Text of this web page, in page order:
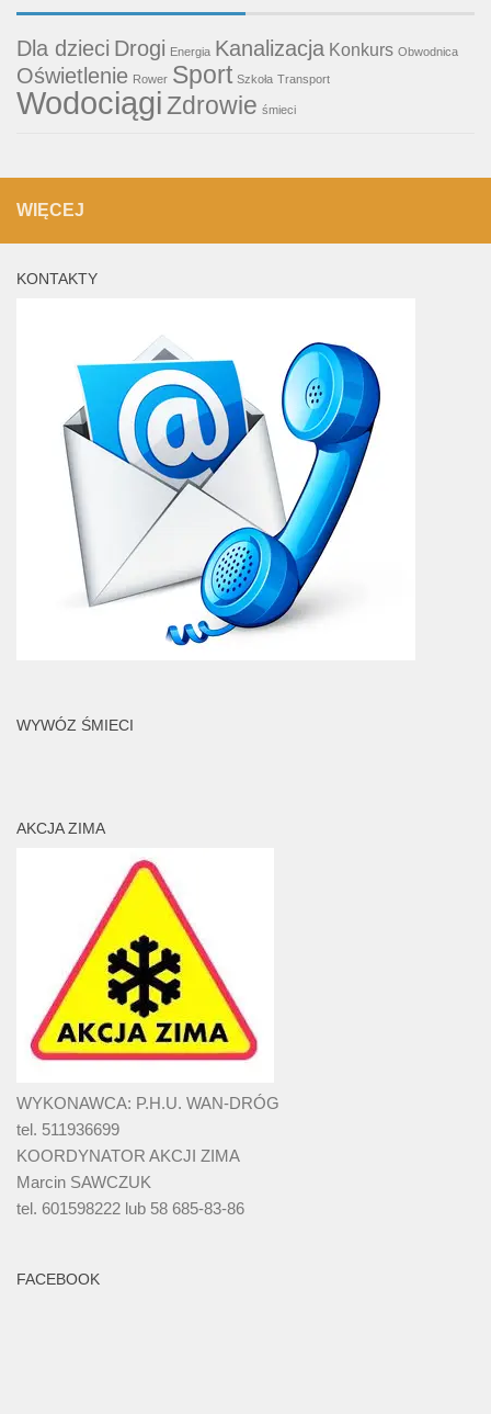
Dla dzieci Drogi Energia Kanalizacja Konkurs Obwodnica
Oświetlenie Rower Sport Szkoła Transport
WodociągiZdrowie śmieci
WIĘCEJ
KONTAKTY
WYWÓZ ŚMIECI
AKCJA ZIMA
WYKONAWCA: P.H.U. WAN-DRÓG
tel. 511936699
KOORDYNATOR AKCJI ZIMA
Marcin SAWCZUK
tel. 601598222 lub 58 685-83-86
FACEBOOK